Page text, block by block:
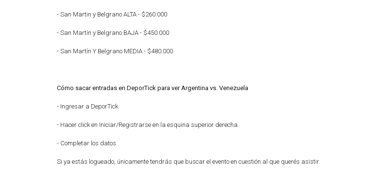
- San Martin y Belgrano ALTA - $260.000
- San Martín y Belgrano BAJA - $450.000
- San Martín Y Belgrano MEDIA - $480.000
Cómo sacar entradas en DeporTick para ver Argentina vs. Venezuela
- Ingresar a DeporTick.
- Hacer click en Iniciar/Registrarse en la esquina superior derecha.
- Completar los datos.
Si ya estás logueado, únicamente tendrás que buscar el evento en cuestión al que querés asistir.